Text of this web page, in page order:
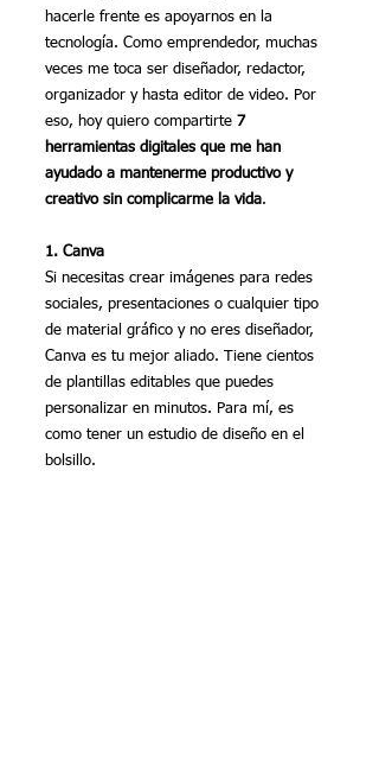
hacerle frente es apoyarnos en la
tecnología. Como emprendedor, muchas
veces me toca ser diseñador, redactor,
organizador y hasta editor de video. Por
eso, hoy quiero compartirte 7
herramientas digitales que me han
ayudado a mantenerme productivo y
creativo sin complicarme la vida.
1. Canva
Si necesitas crear imágenes para redes
sociales, presentaciones o cualquier tipo
de material gráfico y no eres diseñador,
Canva es tu mejor aliado. Tiene cientos
de plantillas editables que puedes
personalizar en minutos. Para mí, es
como tener un estudio de diseño en el
bolsillo.